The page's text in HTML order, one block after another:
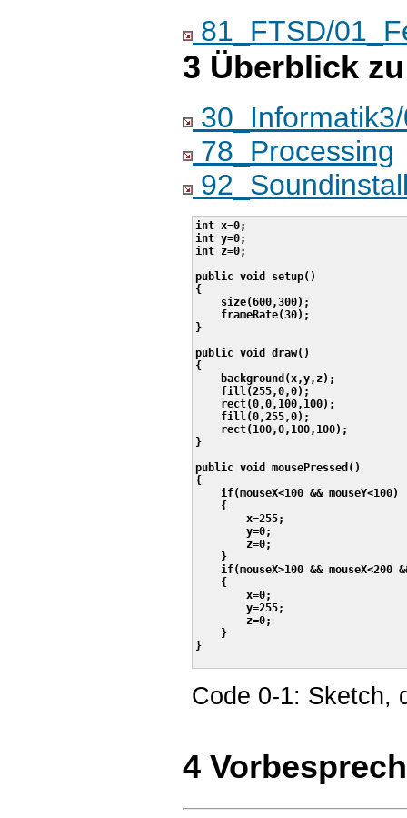
81_FTSD/
3 Überblick
78_Processing
int x=0;
int y=0;
int z=0;
public void setup()
{
    size(600,300);
    frameRate(30);
}
public void draw()
{
    background(x,y,z);
    fill(255,0,0);
    rect(0,0,100,100);
    fill(0,255,0);
    rect(100,0,100,100);
}
public void mousePressed()
{
    if(mouseX<100 && mouseY<100)
    {
        x=255;
        y=0;
        z=0;
    }
if(mouseX>100 && mouseX<200
    {
        x=0;
        y=255;
        z=0;
    }
}
Code 0-1: Sketch,
4